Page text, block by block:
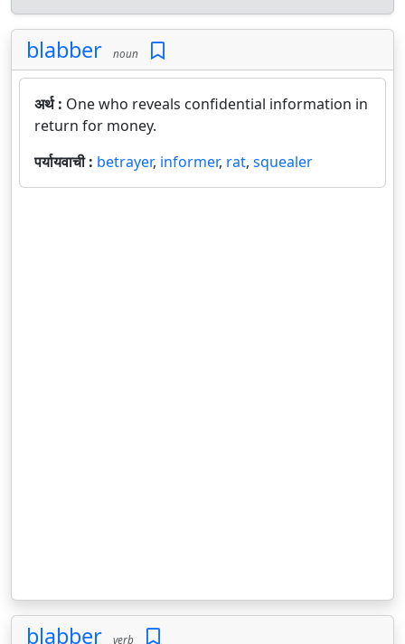
blabber noun
अर्थ : One who reveals confidential information in
return for money.
पर्यायवाची : betrayer, informer, rat, squealer
blabber verb